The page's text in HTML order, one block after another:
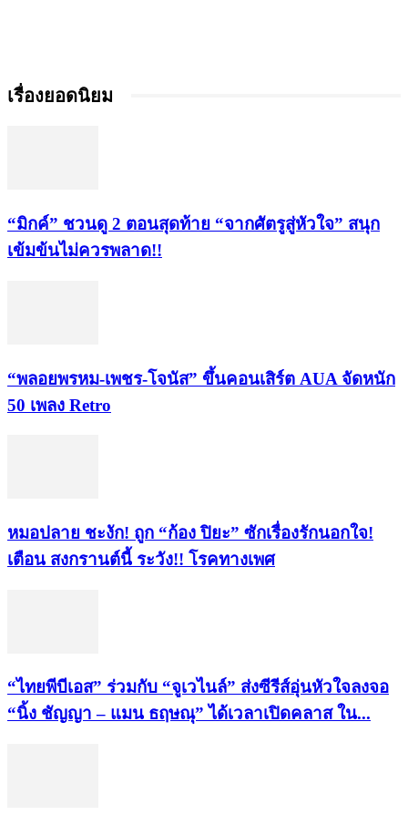
เรื่องยอดนิยม
“มิกค์” ชวนดู 2 ตอนสุดท้าย “จากศัตรูสู่หัวใจ” สนุก
เข้มข้นไม่ควรพลาด!!
“พลอยพรหม-เพชร-โจนัส” ขึ้นคอนเสิร์ต AUA จัดหนัก
50 เพลง Retro
หมอปลาย ชะงัก! ถูก “ก้อง ปิยะ” ซักเรื่องรักนอกใจ!
เตือน สงกรานต์นี้ ระวัง!! โรคทางเพศ
“ไทยพีบีเอส” ร่วมกับ “จูเวไนล์” ส่งซีรีส์อุ่นหัวใจลงจอ
“นิ้ง ชัญญา – แมน ธฤษณุ” ได้เวลาเปิดคลาส ใน...